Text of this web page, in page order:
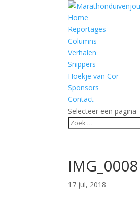
Home
Reportages
Columns
Verhalen
Snippers
Hoekje van Cor
Sponsors
Contact
Selecteer een pagina
IMG_0008
17 jul, 2018